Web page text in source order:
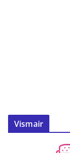
Vismair